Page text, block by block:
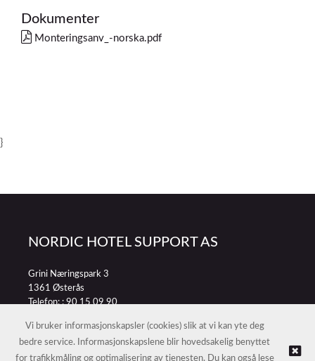
Dokumenter
Monteringsanv_-norska.pdf
}
NORDIC HOTEL SUPPORT AS
Grini Næringspark 3
1361 Østerås
Telefon: :90 15 09 90
Vi bruker informasjonskapsler (cookies) slik at vi kan yte deg
bedre service. Informasjonskapslene blir hovedsakelig benyttet
for trafikkmåling og optimalisering av tjenesten. Du kan også lese